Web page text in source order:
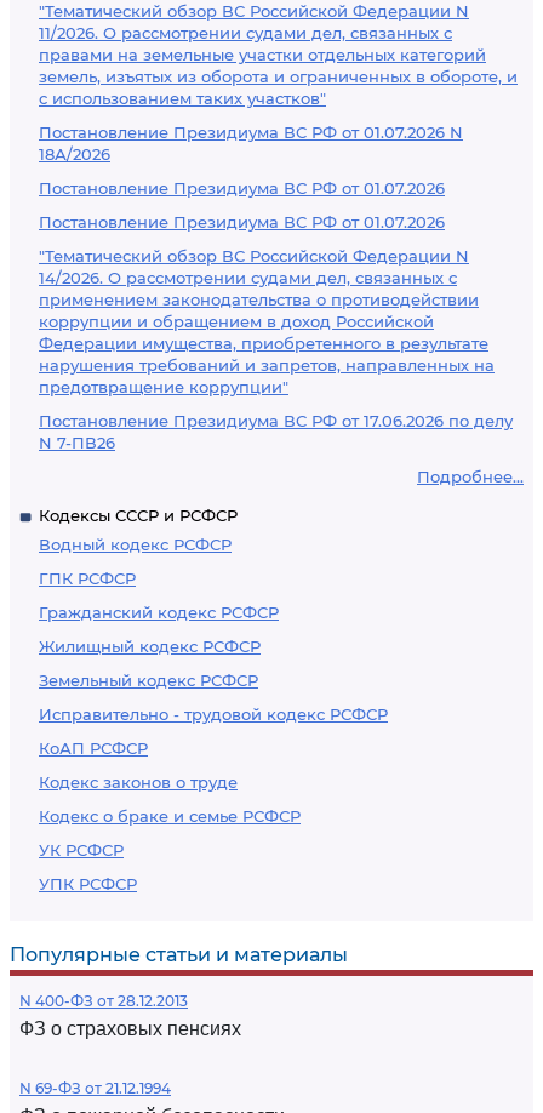
"Тематический обзор ВС Российской Федерации N
11/2026. О рассмотрении судами дел, связанных с
правами на земельные участки отдельных категорий
земель, изъятых из оборота и ограниченных в обороте, и
с использованием таких участков"
Постановление Президиума ВС РФ от 01.07.2026 N
18А/2026
Постановление Президиума ВС РФ от 01.07.2026
Постановление Президиума ВС РФ от 01.07.2026
"Тематический обзор ВС Российской Федерации N
14/2026. О рассмотрении судами дел, связанных с
применением законодательства о противодействии
коррупции и обращением в доход Российской
Федерации имущества, приобретенного в результате
нарушения требований и запретов, направленных на
предотвращение коррупции"
Постановление Президиума ВС РФ от 17.06.2026 по делу
N 7-ПВ26
Подробнее...
Кодексы СССР и РСФСР
Водный кодекс РСФСР
ГПК РСФСР
Гражданский кодекс РСФСР
Жилищный кодекс РСФСР
Земельный кодекс РСФСР
Исправительно - трудовой кодекс РСФСР
КоАП РСФСР
Кодекс законов о труде
Кодекс о браке и семье РСФСР
УК РСФСР
УПК РСФСР
Популярные статьи и материалы
N 400-ФЗ от 28.12.2013
ФЗ о страховых пенсиях
N 69-ФЗ от 21.12.1994